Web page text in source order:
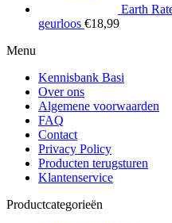
Earth
geurloos €18,99
Menu
Kennisbank Basi
Over ons
Algemene voorwaarden
FAQ
Contact
Privacy Policy
Producten terugsturen
Klantenservice
Productcategorieën